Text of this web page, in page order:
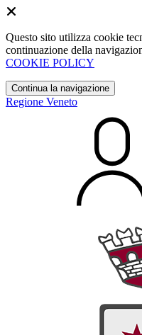
Questo sito utilizza cookie
continuazione della
COOKIE POLICY
Continua la navigazione
Regione Veneto